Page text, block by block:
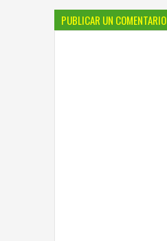
PUBLICAR UN COMENTARIO